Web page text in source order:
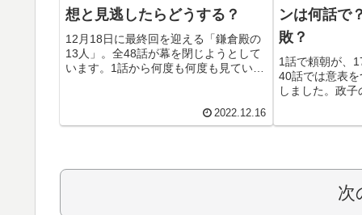
想と見逃したらどうする？
12月18日に最終回を迎える「鎌倉殿の
13人」。全48話が幕を閉じようとして
います。1話から何度も何度も見ている
したら「どうする？」もご紹介してい
ます。
2022.12.16
ンは何話で
敗？
1話で頼朝が、
40話では意表
しました。政
次